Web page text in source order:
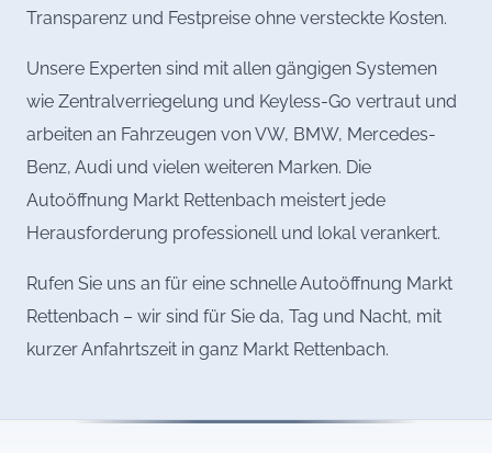
Transparenz und Festpreise ohne versteckte Kosten.
Unsere Experten sind mit allen gängigen Systemen
wie Zentralverriegelung und Keyless-Go vertraut und
arbeiten an Fahrzeugen von VW, BMW, Mercedes-
Benz, Audi und vielen weiteren Marken. Die
Autoöffnung Markt Rettenbach meistert jede
Herausforderung professionell und lokal verankert.
Rufen Sie uns an für eine schnelle Autoöffnung Markt
Rettenbach – wir sind für Sie da, Tag und Nacht, mit
kurzer Anfahrtszeit in ganz Markt Rettenbach.